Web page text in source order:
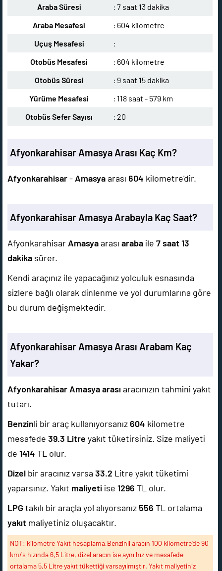
Araba Süresi
: 7 saat 13 dakika
Araba Mesafesi
: 604 kilometre
Uçuş Mesafesi
:
Otobüs Mesafesi
: 604 kilometre
Otobüs Süresi
: 9 saat 15 dakika
Yürüme Mesafesi
: 118 saat - 579 km
Otobüs Sefer Sayısı
: 20
Afyonkarahisar Amasya Arası Kaç Km?
Afyonkarahisar- Amasyaarası 604 kilometre'dir.
Afyonkarahisar Amasya Arabayla Kaç Saat?
Afyonkarahisar Amasyaarası araba ile 7 saat 13
dakika sürer.
Kendi araçınız ile yapacağınız yolculuk esnasında
sizlere bağlı olarak dinlenme ve yol durumlarına göre
bu durum değişmektedir.
Afyonkarahisar Amasya Arası Arabam Kaç
Yakar?
Afyonkarahisar Amasya arasıaracınızın tahmini yakıt
tutarı.
Benzinli bir araç kullanıyorsanız 604 kilometre
mesafede 39.3 Litre yakıt tüketirsiniz. Size maliyeti
de 1414 TL olur.
Dizel bir aracınız varsa 33.2 Litre yakıt tüketimi
yaparsınız. Yakıt maliyeti ise 1296 TL olur.
LPG takılı bir araçla yol alıyorsanız 556 TL ortalama
yakıt maliyetiniz oluşacaktır.
NOT: kilometre Yakıt hesaplama,Benzinli aracın 100 kilometre'de 90
km/s hızında 6,5 Litre, dizel aracın ise aynı hız ve mesafede
ortalama 5,5 Litre yakıt tükettiği varsayılmıştır. Yakıt maliyetiniz